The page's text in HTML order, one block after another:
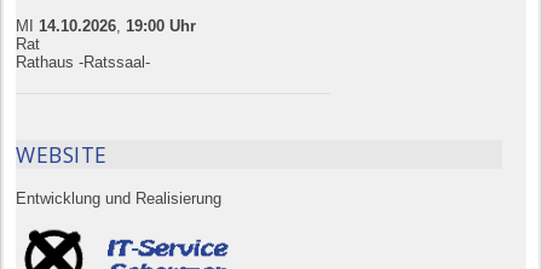
MI 14.10.2026 19:00 Uhr
Rat
Rathaus -Ratssaal-
WEBSITE
Entwicklung und Realisierung